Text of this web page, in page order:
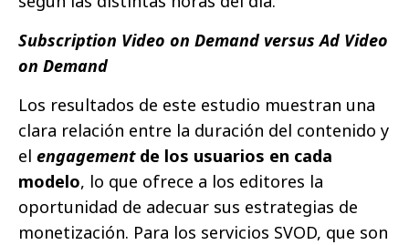
Subscription Video on Demand versus Ad Video
on Demand
Los resultados de este estudio muestran una
clara relación entre la duración del contenido y
el engagementde los usuarios en cada
modelo, lo que ofrece a los editores la
oportunidad de adecuar sus estrategias de
monetización. Para los servicios SVOD, que son